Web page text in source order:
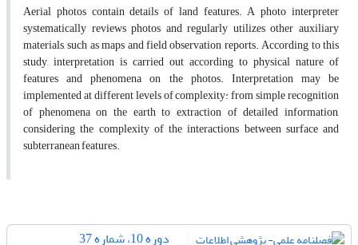
Aerial photos contain details of land features. A photo interpreter
systematically reviews photos and regularly utilizes other auxiliary
materials, such as maps and field observation reports. According to this
study, interpretation is carried out according to physical nature of
features and phenomena on the photos. Interpretation may be
implemented at different levels of complexity: from simple recognition
of phenomena on the earth to extraction of detailed information,
considering the complexity of the interactions between surface and
subterranean features.
دوره 10، شماره 37